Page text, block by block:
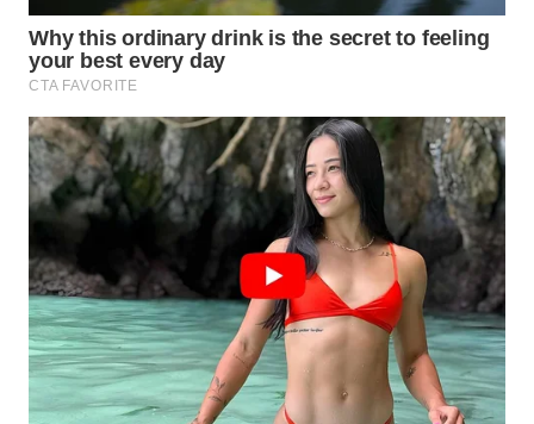
TANGERANG
WN
WN
CIREBON
INDRAMAYU
WN
KUNINGAN